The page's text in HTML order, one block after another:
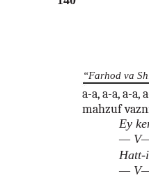
a-a, a-a, a-
mahzuf
Ey
—
Hatt-
—
“Farhod va